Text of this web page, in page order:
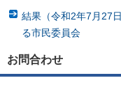
結果（令和2年7月27
る市民委員会
お問合わせ